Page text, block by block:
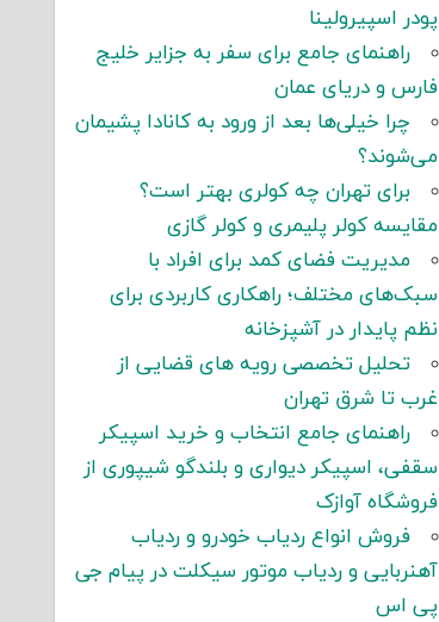
پودر اسپیرولینا
راهنمای جامع برای سفر به جزایر خلیج
فارس و دریای عمان
چرا خیلی‌ها بعد از ورود به کانادا پشیمان
می‌شوند؟
برای تهران چه کولری بهتر است؟
مقایسه کولر پلیمری و کولر گازی
مدیریت فضای کمد برای افراد با
سبک‌های مختلف؛ راهکاری کاربردی برای
نظم پایدار در آشپزخانه
تحلیل تخصصی رویه های قضایی از
غرب تا شرق تهران
راهنمای جامع انتخاب و خرید اسپیکر
سقفی، اسپیکر دیواری و بلندگو شیپوری از
فروشگاه آوازک
فروش انواع ردیاب خودرو و ردیاب
آهنربایی و ردیاب موتور سیکلت در پیام جی
پی اس